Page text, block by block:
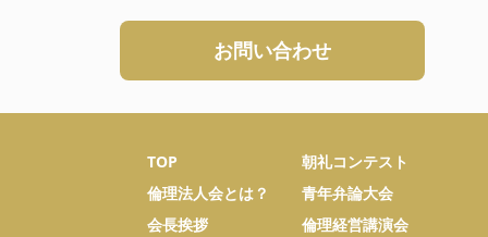
お問い合わせ
TOP
倫理法人会とは？
会長挨拶
朝礼コンテスト
青年弁論大会
倫理経営講演会